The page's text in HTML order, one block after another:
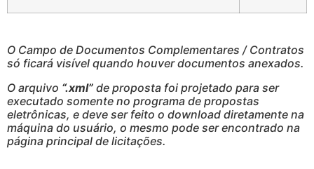
O Campo de Documentos Complementares / Contratos
só ficará visível quando houver documentos anexados.
O arquivo “.xml” de proposta foi projetado para ser
executado somente no programa de propostas
eletrônicas, e deve ser feito o download diretamente na
máquina do usuário, o mesmo pode ser encontrado na
página principal de licitações.